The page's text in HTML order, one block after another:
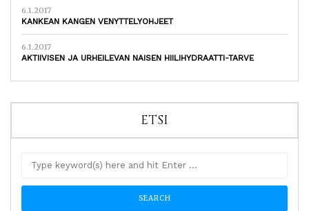
6.1.2017
KANKEAN KANGEN VENYTTELYOHJEET
6.1.2017
AKTIIVISEN JA URHEILEVAN NAISEN HIILIHYDRAATTI-TARVE
ETSI